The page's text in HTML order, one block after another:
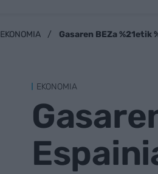
EKONOMIA Gasaren BEZa
EKONOMIA